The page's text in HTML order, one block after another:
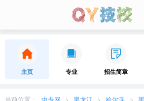
主页 专业 招生简章